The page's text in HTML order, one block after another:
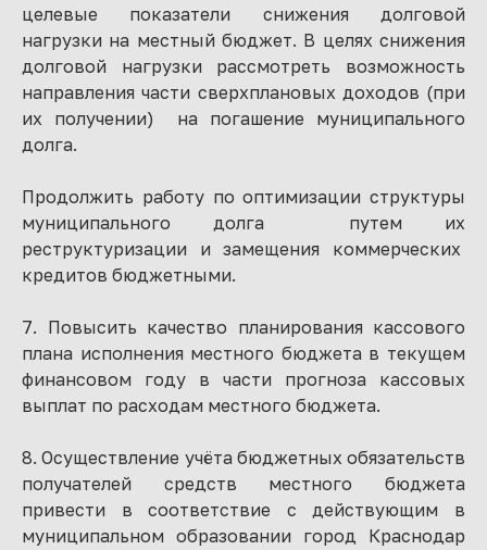
целевые показатели снижения долговой
нагрузки на местный бюджет. В целях снижения
долговой нагрузки рассмотреть возможность
направления части сверхплановых доходов (при
их получении) на погашение муниципального
долга.
Продолжить работу по оптимизации структуры
муниципального долга путем их
реструктуризации и замещения коммерческих
кредитов бюджетными.
7. Повысить качество планирования кассового
плана исполнения местного бюджета в текущем
финансовом году в части прогноза кассовых
выплат по расходам местного бюджета.
8. Осуществление учёта бюджетных обязательств
получателей средств местного бюджета
привести в соответствие с действующим в
муниципальном образовании город Краснодар